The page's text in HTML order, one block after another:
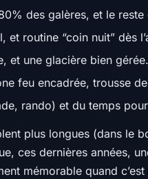
des galères, et le reste
routine “coin nuit” dès
et une glacière bien gérée.
feu encadrée, trousse
rando) et du temps
plus longues (dans le
ces dernières années,
mémorable quand